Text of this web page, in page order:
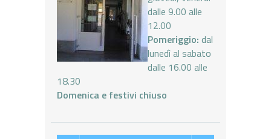
dalle 9.00 alle
12.00
Pomeriggio: dal
lunedì al sabato
dalle 16.00 alle
18.30
Domenica e festivi chiuso